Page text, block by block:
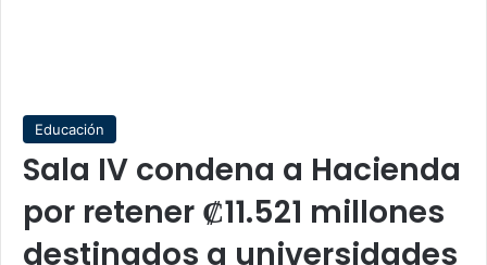
Educación
Sala IV condena a Hacienda
por retener ₡11.521 millones
destinados a universidades